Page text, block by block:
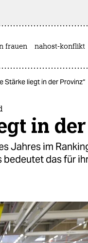
frauen nahost-konflikt
Stärke liegt in der Provinz“
in
Jahres im
das für